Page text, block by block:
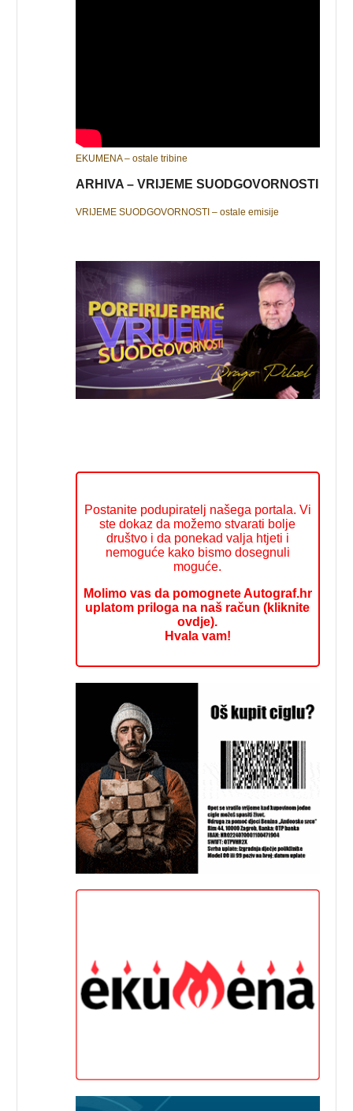
EKUMENA – ostale tribine
ARHIVA – VRIJEME SUODGOVORNOSTI
VRIJEME SUODGOVORNOSTI – ostale emisije
Postanite podupiratelj našega portala. Vi
ste dokaz da možemo stvarati bolje
društvo i da ponekad valja htjeti i
nemoguće kako bismo dosegnuli
moguće.
Molimo vas da pomognete Autograf.hr
uplatom priloga na naš račun (kliknite
ovdje).
Hvala vam!